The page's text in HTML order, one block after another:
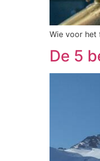
Wie voor het
De 5